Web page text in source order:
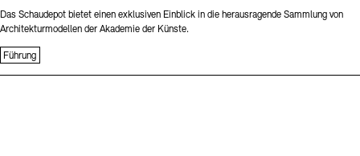
Das Schaudepot bietet einen exklusiven Einblick in die herausragende Sammlung von
Architekturmodellen der Akademie der Künste.
Führung